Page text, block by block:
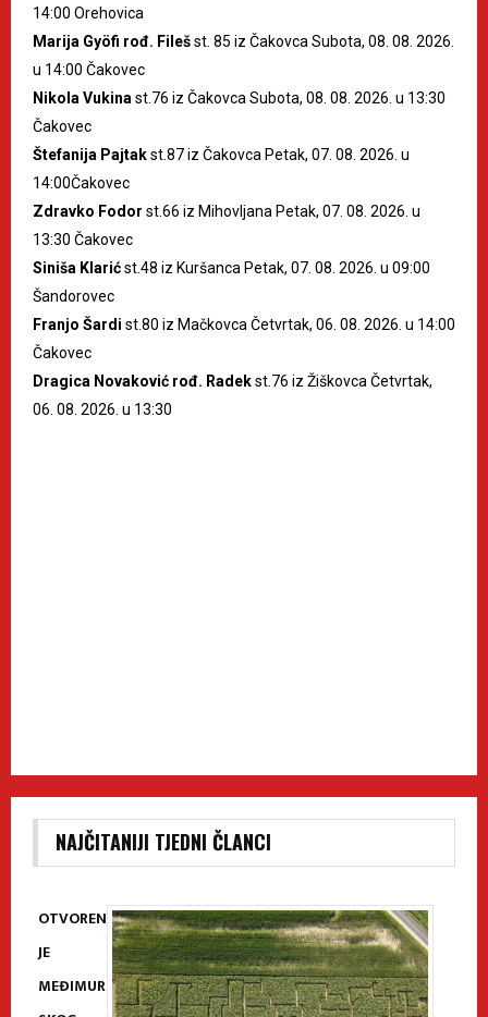
14:00 Orehovica
Marija Gyöfi rođ. Filešst. 85 iz Čakovca Subota, 08. 08. 2026.
u 14:00 Čakovec
Nikola Vukina st.76 iz Čakovca Subota, 08. 08. 2026. u 13:30
Čakovec
Štefanija Pajtakst.87 iz Čakovca Petak, 07. 08. 2026. u
14:00Čakovec
Zdravko Fodor st.66 iz Mihovljana Petak, 07. 08. 2026. u
13:30 Čakovec
Siniša Klarićst.48 iz Kuršanca Petak, 07. 08. 2026. u 09:00
Šandorovec
Franjo Šardi st.80 iz Mačkovca Četvrtak, 06. 08. 2026. u 14:00
Čakovec
Dragica Novaković rođ. Radekst.76 iz Žiškovca Četvrtak,
06. 08. 2026. u 13:30
NAJČITANIJI TJEDNI ČLANCI
OTVOREN
JE
MEĐIMUR